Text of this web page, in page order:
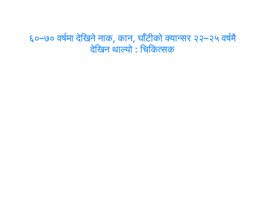
६०–७० वर्षमा देखिने नाक, कान, घाँटीको क्यान्सर २२–२५ वर्षमै
देखिन थाल्यो : चिकित्सक